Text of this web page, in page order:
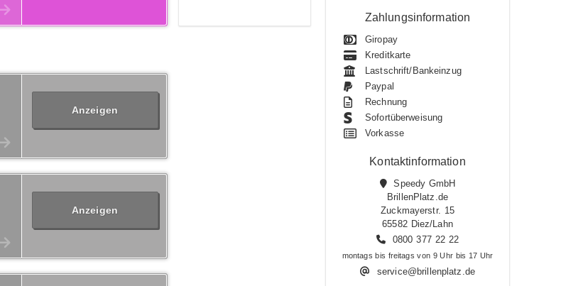
Anzeigen
Anzeigen
Zahlungsinformation
Giropay
Kreditkarte
Lastschrift/Bankeinzug
Paypal
Rechnung
Sofortüberweisung
Vorkasse
Kontaktinformation
Speedy GmbH
BrillenPlatz.de
Zuckmayerstr. 15
65582 Diez/Lahn
0800 377 22 22
montags bis freitags von 9 Uhr bis 17 Uhr
service@brillenplatz.de